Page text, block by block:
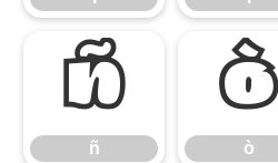
ñ
ñ
ò
ò